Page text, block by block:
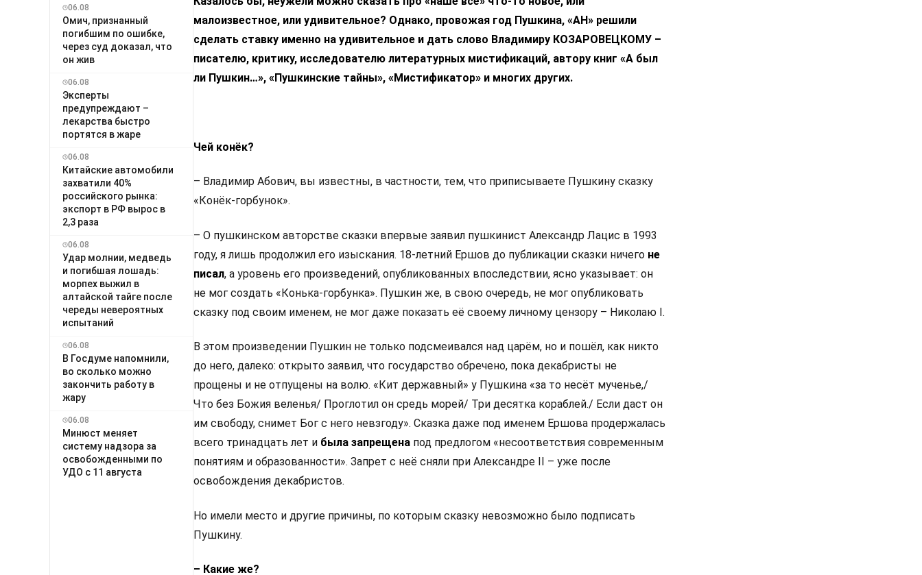
06.08
Омич, признанный
погибшим по ошибке,
через суд доказал, что
он жив
06.08
Эксперты
предупреждают –
лекарства быстро
портятся в жаре
06.08
Китайские автомобили
захватили 40%
российского рынка:
экспорт в РФ вырос в
2,3 раза
06.08
Удар молнии, медведь
и погибшая лошадь:
морпех выжил в
алтайской тайге после
череды невероятных
испытаний
06.08
В Госдуме напомнили,
во сколько можно
закончить работу в
жару
06.08
Минюст меняет
систему надзора за
освобожденными по
УДО с 11 августа
малоизвестное, или удивительное? Однако, провожая год Пушкина, «АН» решили
сделать ставку именно на удивительное и дать слово Владимиру КОЗАРОВЕЦКОМУ –
писателю, критику, исследователю литературных мистификаций, автору книг «А был
ли Пушкин…», «Пушкинские тайны», «Мистификатор» и многих других.
Чей конёк?
– Владимир Абович, вы известны, в частности, тем, что приписываете Пушкину сказку
«Конёк-горбунок».
– О пушкинском авторстве сказки впервые заявил пушкинист Александр Лацис в 1993
году, я лишь продолжил его изыскания. 18-летний Ершов до публикации сказки ничего не
писал, а уровень его произведений, опубликованных впоследствии, ясно указывает: он
не мог создать «Конька-горбунка». Пушкин же, в свою очередь, не мог опубликовать
сказку под своим именем, не мог даже показать её своему личному цензору – Николаю I.
В этом произведении Пушкин не только подсмеивался над царём, но и пошёл, как никто
до него, далеко: открыто заявил, что государство обречено, пока декабристы не
прощены и не отпущены на волю. «Кит державный» у Пушкина «за то несёт мученье,/
Что без Божия веленья/ Проглотил он средь морей/ Три десятка кораблей./ Если даст он
им свободу, снимет Бог с него невзгоду». Сказка даже под именем Ершова продержалась
всего тринадцать лет и была запрещена под предлогом «несоответствия современным
понятиям и образованности». Запрет с неё сняли при Александре II – уже после
освобождения декабристов.
Но имели место и другие причины, по которым сказку невозможно было подписать
Пушкину.
– Какие же?